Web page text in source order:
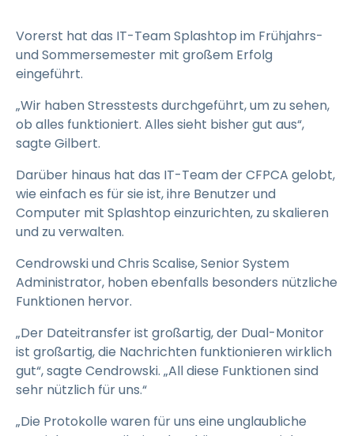
Vorerst hat das IT-Team Splashtop im Frühjahrs-
und Sommersemester mit großem Erfolg
eingeführt.
„Wir haben Stresstests durchgeführt, um zu sehen,
ob alles funktioniert. Alles sieht bisher gut aus“,
sagte Gilbert.
Darüber hinaus hat das IT-Team der CFPCA gelobt,
wie einfach es für sie ist, ihre Benutzer und
Computer mit Splashtop einzurichten, zu skalieren
und zu verwalten.
Cendrowski und Chris Scalise, Senior System
Administrator, hoben ebenfalls besonders nützliche
Funktionen hervor.
„Der Dateitransfer ist großartig, der Dual-Monitor
ist großartig, die Nachrichten funktionieren wirklich
gut“, sagte Cendrowski. „All diese Funktionen sind
sehr nützlich für uns.“
„Die Protokolle waren für uns eine unglaubliche